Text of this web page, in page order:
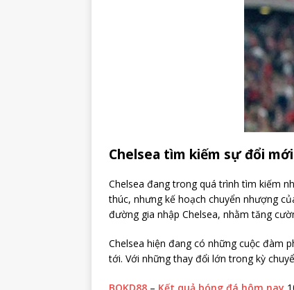
Chelsea tìm kiếm sự đổi
Chelsea đang trong quá trình tìm kiếm
thúc, nhưng kế hoạch chuyển nhượng
đường gia nhập Chelsea, nhằm tăng
Chelsea hiện đang có những cuộc đàm
tới. Với những thay đổi lớn trong kỳ